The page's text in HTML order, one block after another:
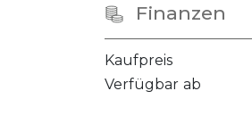
Finanzen
Kaufpreis
Verfügbar ab